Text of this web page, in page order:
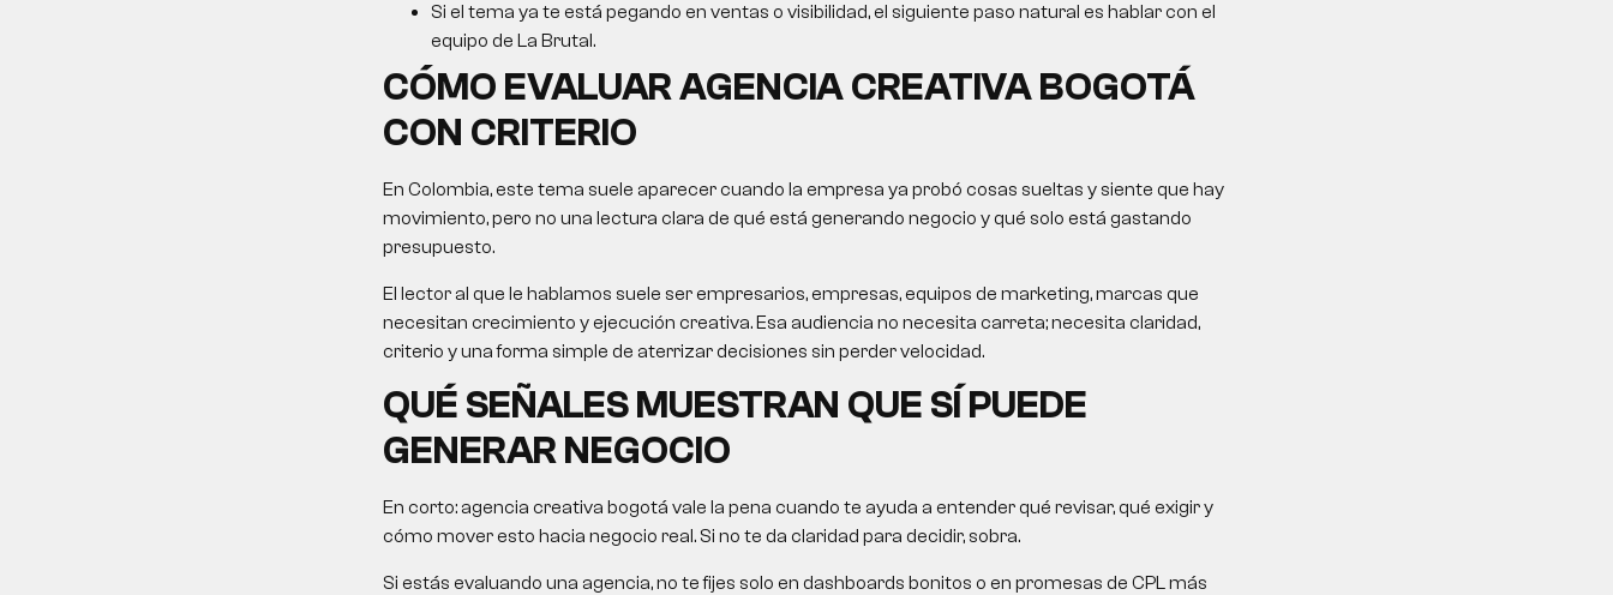
Si el tema ya te está pegando en ventas o visibilidad, el siguiente paso natural es hablar con el
equipo de La Brutal.
CÓMO EVALUARAGENCIA CREATIVA BOGOTÁ
CON CRITERIO
En Colombia, este tema suele aparecer cuando la empresa ya probó cosas sueltas y siente que hay
movimiento, pero no una lectura clara de qué está generando negocio y qué solo está gastando
presupuesto.
El lector al que le hablamos suele ser empresarios, empresas, equipos de marketing, marcas que
necesitan crecimiento y ejecución creativa. Esa audiencia no necesita carreta; necesita claridad,
criterio y una forma simple de aterrizar decisiones sin perder velocidad.
QUÉ SEÑALES MUESTRAN QUE SÍ PUEDE
GENERAR NEGOCIO
En corto: agencia creativa bogotá vale la pena cuando te ayuda a entender qué revisar, qué exigir y
cómo mover esto hacia negocio real. Si no te da claridad para decidir, sobra.
Si estás evaluando una agencia, no te fijes solo en dashboards bonitos o en promesas de CPL más